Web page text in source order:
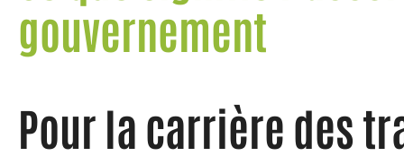
gouvernement
Pour la carrière des